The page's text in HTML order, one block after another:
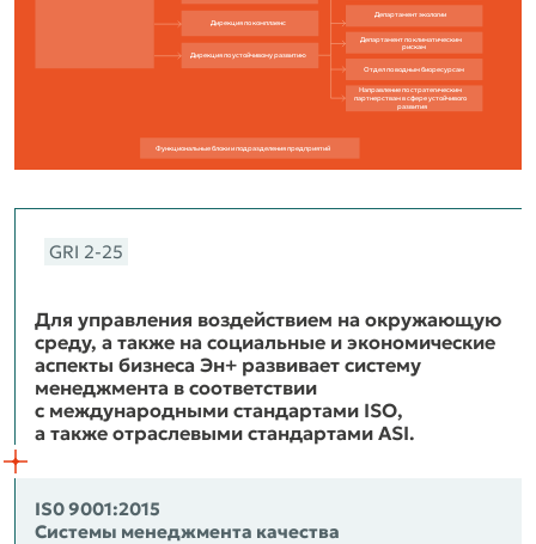
Дирекция по комплаенс
Дирекция по устойчивому развитию
Департамент экологии
Департамент по климатическим
рискам
Отдел по водным биоресурсам
Направление по стратегическим
партнерствам в сфере устойчивого
развития
Функциональные блоки и подразделения предприятий
GRI 2‑25
Для управления воздействием на окружающую
среду, а также на социальные и экономические
аспекты бизнеса Эн+ развивает систему
менеджмента в соответствии
с международными стандартами ISO,
а также отраслевыми стандартами ASI.
IS0 9001:2015
Системы менеджмента качества